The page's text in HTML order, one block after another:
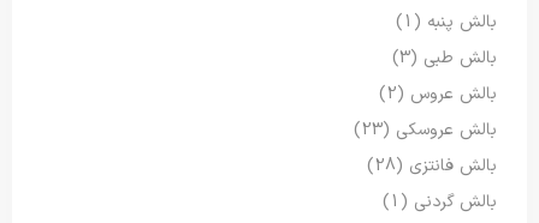
بالش پنبه (1)
بالش طبی (3)
بالش عروس (2)
بالش عروسکی (23)
بالش فانتزی (28)
بالش گردنی (1)